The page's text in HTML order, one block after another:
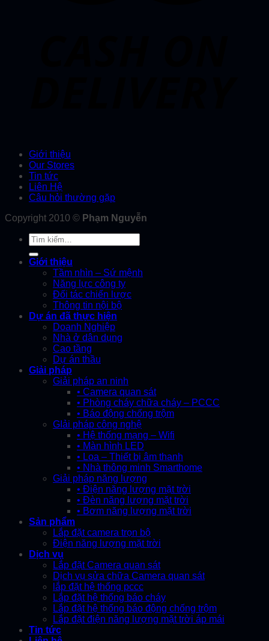
Giới thiệu
Our Stores
Tin tức
Liên Hệ
Câu hỏi thường gặp
Copyright 2010 © Phạm Nguyễn
Tìm
kiếm:
Giới thiệu
Tầm nhìn – Sứ mệnh
Năng lực công ty
Đối tác chiến lược
Thông tin nội bộ
Dự án đã thực hiện
Doanh Nghiệp
Nhà ở dân dụng
Cao tầng
Dự án thầu
Giải pháp
Giải pháp an ninh
• Camera quan sát
• Phòng cháy chữa cháy – PCCC
• Báo động chống trộm
GIải pháp công nghệ
• Hệ thống mạng – Wifi
• Màn hình LED
• Loa – Thiết bị âm thanh
• Nhà thông minh Smarthome
Giải pháp năng lượng
• Điện năng lượng mặt trời
• Đèn năng lượng mặt trời
• Bơm năng lượng mặt trời
Sản phẩm
Lắp đặt camera trọn bộ
Điện năng lượng mặt trời
Dịch vụ
Lắp đặt Camera quan sát
Dịch vụ sửa chữa Camera quan sát
lắp đặt hệ thống pccc
Lắp đặt hệ thống báo cháy
Lắp đặt hệ thống báo động chống trộm
Lắp đặt điện năng lượng mặt trời áp mái
Tin tức